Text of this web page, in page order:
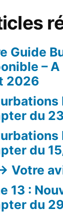
Guide
–
2026
du
du
Votre
13 :
du